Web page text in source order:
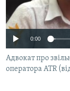
ВІДЕОУРОКИ
СВІДЧЕННЯ
УКРАЇНСЬКА
ІНФОГРАФІКА
Русский
Qırımtatar
ДОЛУЧАЙСЯ!
0:00
Адвокат про
оператора ATR